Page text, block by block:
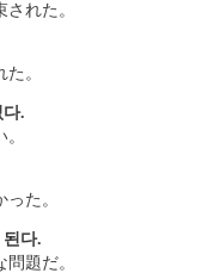
れた。
。
.
た。
다.
題だ。